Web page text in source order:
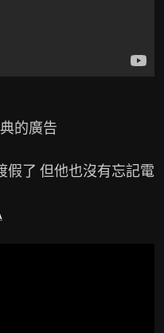
的廣告
假了 但他也沒有忘記電